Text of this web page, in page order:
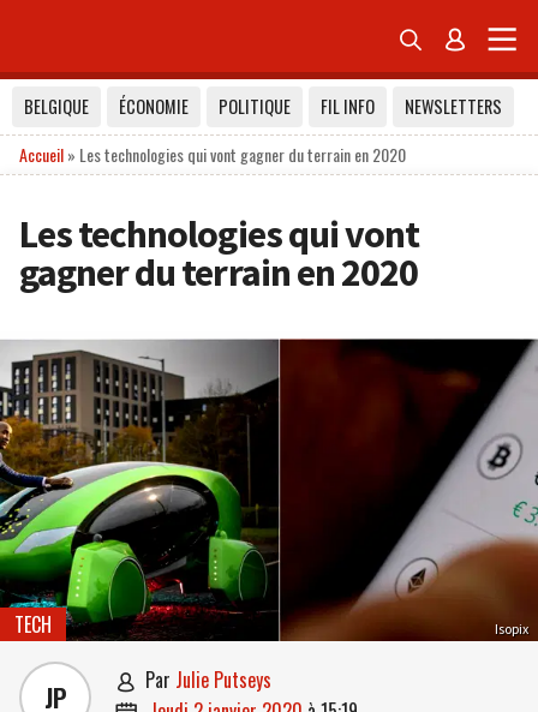
 
BELGIQUE ÉCONOMIE POLITIQUE FIL INFO
NEWSLETTERS
Accueil» Les technologies qui vont gagner du terrain en 2020
Les technologies qui vont
gagner du terrain en 2020
Isopix
TECH
JP  par Julie Putseys